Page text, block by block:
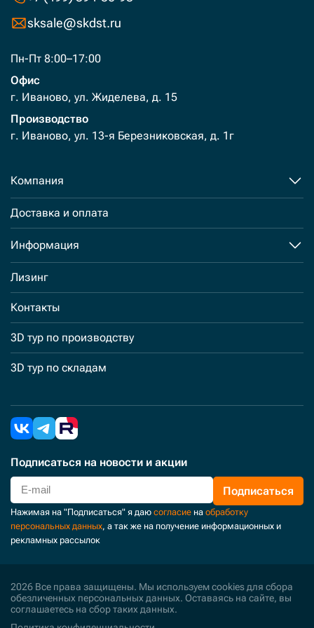
sksale@skdst.ru
Пн-Пт 8:00–17:00
Офис
г. Иваново, ул. Жиделева, д. 15
Производство
г. Иваново, ул. 13-я Березниковская, д. 1г
Компания
Доставка и оплата
Информация
Лизинг
Контакты
3D тур по производству
3D тур по складам
Подписаться на новости и акции
Подписаться
Нажимая на "Подписаться" я даю согласие на обработку
персональных данных, а так же на получение информационных и
рекламных рассылок
2026 Все права защищены. Мы используем cookies для сбора
обезличенных персональных данных. Оставаясь на сайте, вы
соглашаетесь на сбор таких данных.